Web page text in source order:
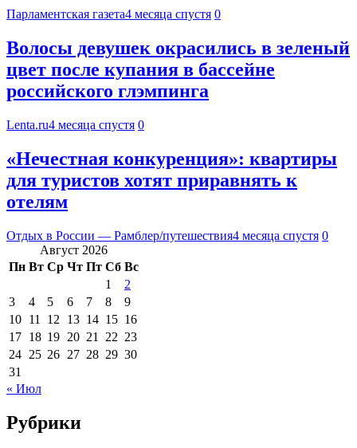
Парламентская газета4 месяца спустя 0
Волосы девушек окрасились в зеленый
цвет после купания в бассейне
российского глэмпинга
Lenta.ru4 месяца спустя 0
«Нечестная конкуренция»: квартиры
для туристов хотят приравнять к
отелям
Отдых в России — Рамблер/путешествия4 месяца спустя 0
Август 2026
Пн Вт Ср Чт Пт Сб Вс
1
2
3
4 5 6 7 8
9
10 11 12 13 14 15 16
17 18 19 20 21 22 23
24 25 26 27 28 29 30
31
« Июл
Рубрики